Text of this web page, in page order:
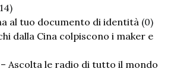
al tuo documento di identità (0)
dalla Cina colpiscono i maker e
– Ascolta le radio di tutto il mondo